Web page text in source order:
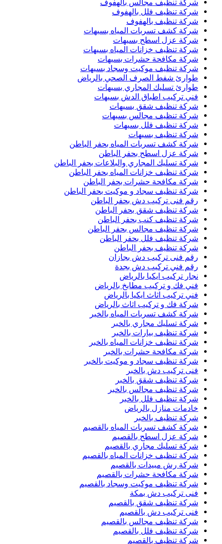
شركة تنظيف مجالس بالهفوف
شركة تنظيف فلل بالهفوف
شركة تنظيف بالهفوف
شركة كشف تسربات المياه بسيهات
شركة عزل اسطح بسيهات
شركة تنظيف خزانات المياه بسيهات
شركة مكافحة حشرات بسيهات
شركة تنظيف موكيت وسجاد بسيهات
طوارئ شفط الصرف الصحي بالرياض
طوارئ تسليك المجاري بسيهات
فني تركيب اطباق الدش بسيهات
شركة تنظيف شقق بسيهات
شركة تنظيف مجالس بسيهات
شركة تنظيف فلل بسيهات
شركة تنظيف بسيهات
شركة كشف تسربات المياه بحفر الباطن
شركة عزل اسطح بحفر الباطن
شركة تسليك المجاري والبلاعات بحفر الباطن
شركة تنظيف خزانات المياه بحفر الباطن
شركة مكافحة حشرات بحفر الباطن
شركة تنظيف سجاد و موكيت بحفر الباطن
رقم فنى تركيب دش بحفر الباطن
شركة تنظيف شقق بحفر الباطن
شركة تنظيف كنب بحفر الباطن
شركة تنظيف مجالس بحفر الباطن
شركة تنظيف فلل بحفر الباطن
شركة تنظيف بحفر الباطن
رقم فنى تركيب دش بجازان
رقم فني تركيب دش بجدة
نجار تركيب ايكيا بالرياض
فني فك و تركيب مطابخ بالرياض
فني تركيب اثاث ايكيا بالرياض
شركة فك و تركيب اثاث بالرياض
شركة كشف تسربات المياه بالخبر
شركة تسليك مجاري بالخبر
شركة تنظيف بيارات بالخبر
شركة تنظيف خزانات المياه بالخبر
شركة مكافحة حشرات بالخبر
شركة تنظيف سجاد و موكيت بالخبر
فنى تركيب دش بالخبر
شركة تنظيف شقق بالخبر
شركة تنظيف مجالس بالخبر
شركة تنظيف فلل بالخبر
خادمات منازل بالرياض
شركة تنظيف بالخبر
شركة كشف تسربات المياه بالقصيم
شركة عزل اسطح بالقصيم
شركة تسليك مجاري بالقصيم
شركة تنظيف خزانات المياه بالقصيم
شركة رش مبيدات بالقصيم
شركة مكافحة حشرات بالقصيم
شركة تنظيف موكيت وسجاد بالقصيم
فنى تركيب دش بمكة
شركة تنظيف شقق بالقصيم
فنى تركيب دش بالقصيم
شركة تنظيف مجالس بالقصيم
شركة تنظيف فلل بالقصيم
شركة تنظيف بالقصيم